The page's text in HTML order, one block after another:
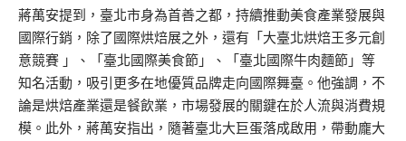
蔣萬安提到，臺北市身為首善之都，持續推動美食產業發展與
國際行銷，除了國際烘焙展之外，還有「大臺北烘焙王多元創
意競賽 」、「臺北國際美食節」、「臺北國際牛肉麵節」等
知名活動，吸引更多在地優質品牌走向國際舞臺。他強調，不
論是烘焙產業還是餐飲業，市場發展的關鍵在於人流與消費規
模。此外，蔣萬安指出，隨著臺北大巨蛋落成啟用，帶動龐大